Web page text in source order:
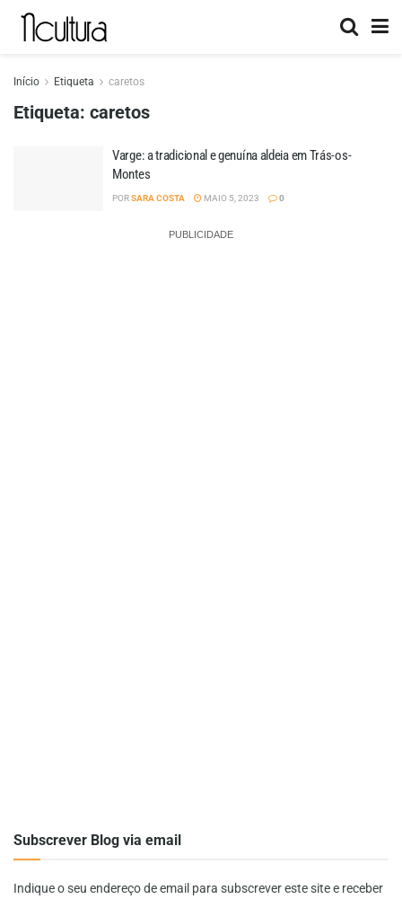
Início Etiqueta caretos
Etiqueta: caretos
Varge: a tradicional e genuína aldeia em Trás-os-
Montes
PORSARA COSTA MAIO 5, 2023 0
PUBLICIDADE
Subscrever Blog via email
Indique o seu endereço de email para subscrever este site e receber